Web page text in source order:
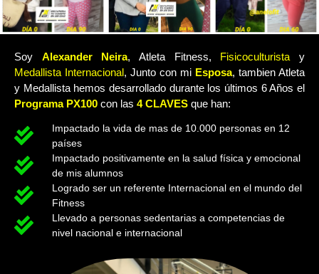
Soy Alexander Neira, Atleta Fitness, Fisicoculturistay
Medallista Internacional, Junto con mi Esposa, tambien Atleta
y Medallista hemos desarrollado durante los últimos 6 Años el
Programa PX100 con las 4 CLAVES que han:
Impactado la vida de mas de 10.000 personas en 12
países
Impactado positivamente en la salud física y emocional
de mis alumnos
Logrado ser un referente Internacional en el mundo del
Fitness
Llevado a personas sedentarias a competencias de
nivel nacional e internacional